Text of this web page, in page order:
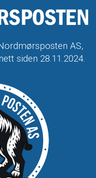
AS,
siden 28.11.2024.